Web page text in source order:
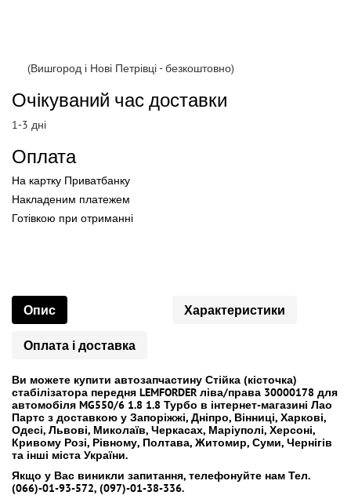
(Вишгород і Нові Петрівці - безкоштовно)
Очікуваний час доставки
1-3 дні
Оплата
На картку Приватбанку
Накладеним платежем
Готівкою при отриманні
Опис Характеристики
Оплата і доставка
Ви можете купити автозапчастину Стійка (кісточка)
стабілізатора передня LEMFORDER ліва/права 30000178 для
автомобіля MG550/6 1.8 1.8 Турбо в інтернет-магазині Лао
Партс з доставкою у Запоріжжі, Дніпро, Вінниці, Харкові,
Одесі, Львові, Миколаїв, Черкасах, Маріуполі, Херсоні,
Кривому Розі, Рівному, Полтава, Житомир, Суми, Чернігів
та інші міста України.
Якщо у Вас виникли запитання, телефонуйте нам Тел.
(066)-01-93-572, (097)-01-38-336.